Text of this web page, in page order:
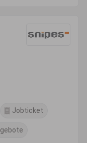
Jobticket